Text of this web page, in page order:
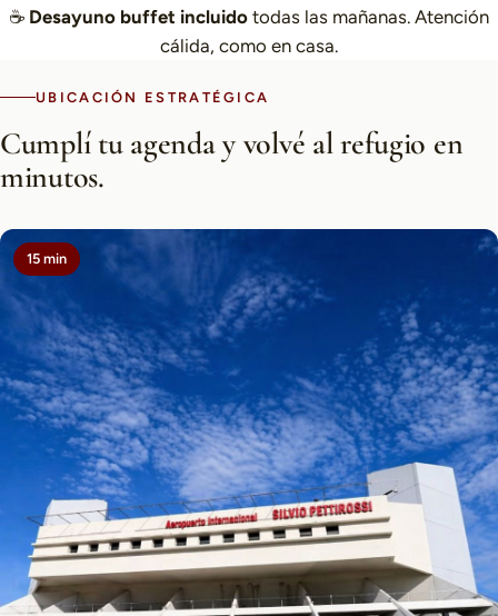
☕ Desayuno buffet incluido todas las mañanas. Atención
cálida, como en casa.
UBICACIÓN ESTRATÉGICA
Cumplí tu agenda y volvé al refugio en
minutos.
15 min